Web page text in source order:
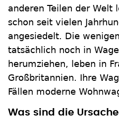
anderen Teilen der Welt
schon seit vielen
angesiedelt. Die
tatsächlich noch in
herumziehen, leben in
Großbritannien. Ihre
Fällen moderne
Was sind die